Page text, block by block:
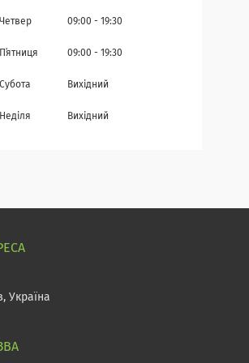
Четвер 09:00 19:30
Пʼятниця 09:00 19:30
Субота Вихідний
Неділя Вихідний
Україна